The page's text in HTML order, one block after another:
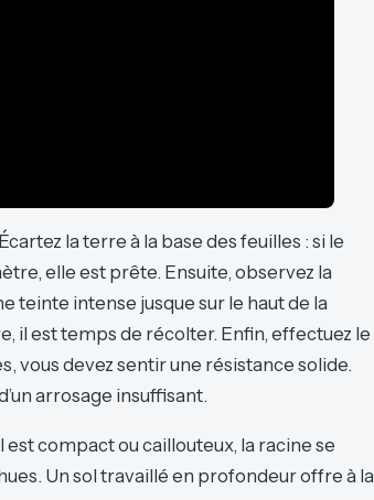
la terre à la base des feuilles : si le
elle est prête. Ensuite, observez la
teinte intense jusque sur le haut de la
il est temps de récolter. Enfin, effectuez le
vous devez sentir une résistance solide.
arrosage insuffisant.
compact ou caillouteux, la racine se
Un sol travaillé en profondeur offre à la